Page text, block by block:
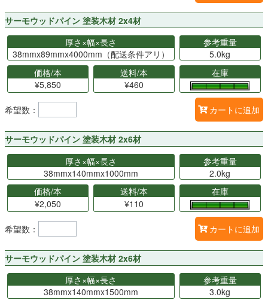
サーモウッドパイン 塗装木材 2x4材
厚さ×幅×長さ
38mmx89mmx4000mm（配送条件アリ）
参考重量
5.0kg
価格/本
¥5,850
送料/本
¥460
在庫
希望数： カートに追加
サーモウッドパイン 塗装木材 2x6材
厚さ×幅×長さ
38mmx140mmx1000mm
参考重量
2.0kg
価格/本
¥2,050
送料/本
¥110
在庫
希望数： カートに追加
サーモウッドパイン 塗装木材 2x6材
厚さ×幅×長さ
38mmx140mmx1500mm
参考重量
3.0kg